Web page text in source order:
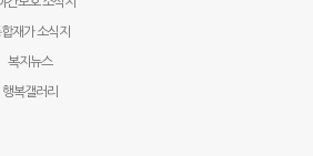
재가 소식지
복지뉴스
행복갤러리